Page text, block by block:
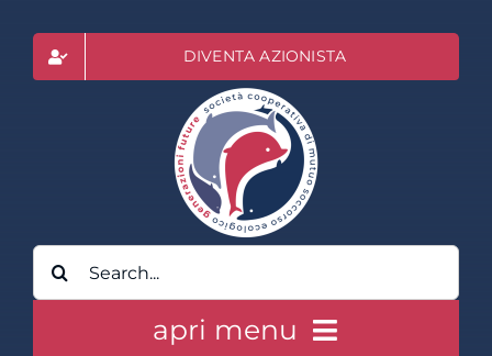
contenuto
DIVENTA AZIONISTA
Cerca
per:
apri menu